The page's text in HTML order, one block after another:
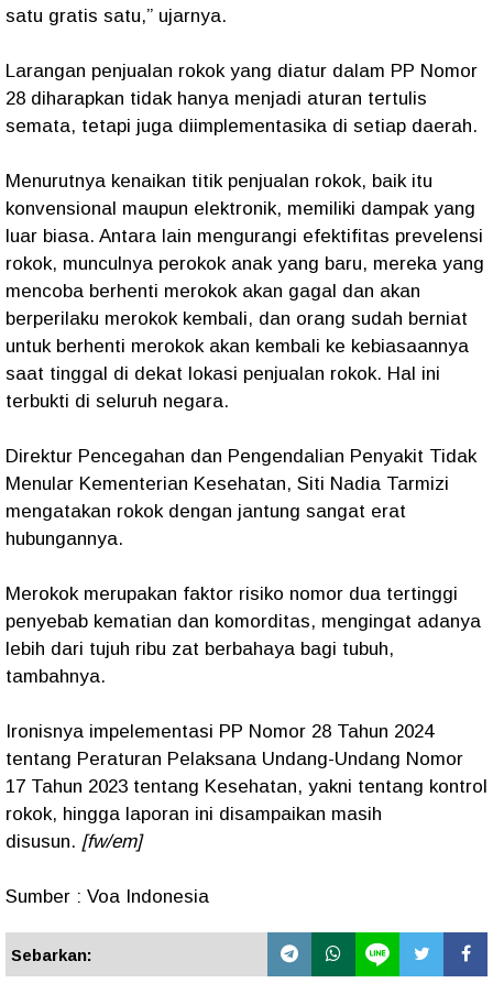
satu gratis satu,” ujarnya.
Larangan penjualan rokok yang diatur dalam PP Nomor
28 diharapkan tidak hanya menjadi aturan tertulis
semata, tetapi juga diimplementasika di setiap daerah.
Menurutnya kenaikan titik penjualan rokok, baik itu
konvensional maupun elektronik, memiliki dampak yang
luar biasa. Antara lain mengurangi efektifitas prevelensi
rokok, munculnya perokok anak yang baru, mereka yang
mencoba berhenti merokok akan gagal dan akan
berperilaku merokok kembali, dan orang sudah berniat
untuk berhenti merokok akan kembali ke kebiasaannya
saat tinggal di dekat lokasi penjualan rokok. Hal ini
terbukti di seluruh negara.
Direktur Pencegahan dan Pengendalian Penyakit Tidak
Menular Kementerian Kesehatan, Siti Nadia Tarmizi
mengatakan rokok dengan jantung sangat erat
hubungannya.
Merokok merupakan faktor risiko nomor dua tertinggi
penyebab kematian dan komorditas, mengingat adanya
lebih dari tujuh ribu zat berbahaya bagi tubuh,
tambahnya.
Ironisnya impelementasi PP Nomor 28 Tahun 2024
tentang Peraturan Pelaksana Undang-Undang Nomor
17 Tahun 2023 tentang Kesehatan, yakni tentang kontrol
rokok, hingga laporan ini disampaikan masih
disusun. [fw/em]
Sumber : Voa Indonesia
Sebarkan: